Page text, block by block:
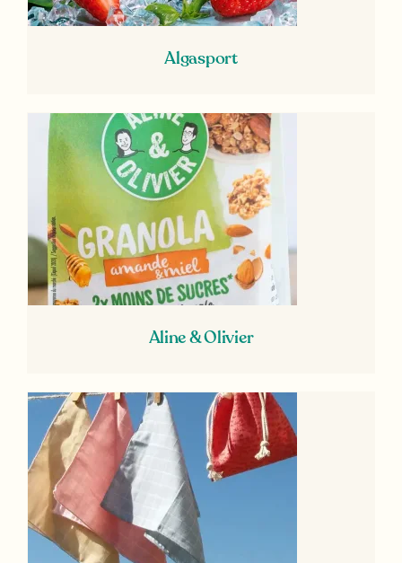
Algasport
Aline & Olivier